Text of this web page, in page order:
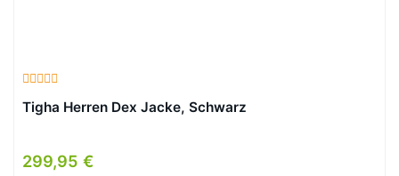
Tigha Herren Dex Jacke, Schwarz
299,95 €